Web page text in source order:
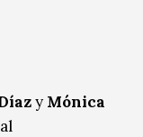
y Mónica